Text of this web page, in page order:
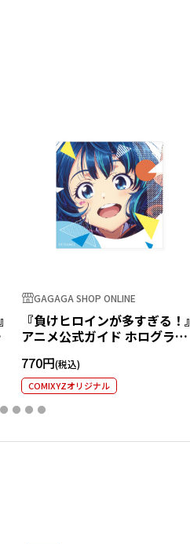
GAGAGA SHOP ONLINE
『負けヒロインが多すぎる！』
アニメ公式ガイド ホログラム
770円
COMIXYZオリジナル